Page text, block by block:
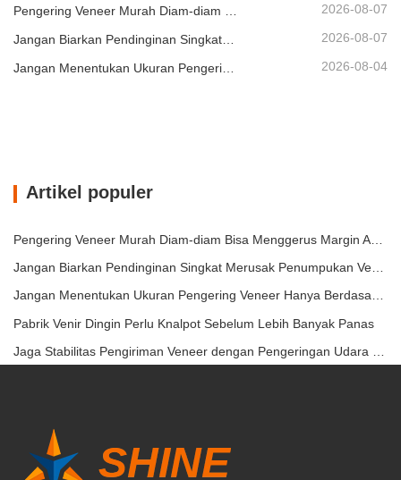
2026-08-07
2026-08-07
Jangan Menentukan Ukuran Pengering Veneer Hanya Berdasarkan Kapasitas 2026-08-04
Artikel populer
Jangan Menentukan Ukuran Pengering Veneer Hanya Berdasarkan Kapasitas
Pabrik Venir Dingin Perlu Knalpot Sebelum Lebih Banyak Panas